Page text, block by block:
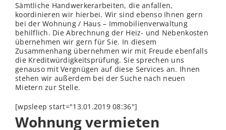
Sämtliche Handwerkerarbeiten, die anfallen,
koordinieren wir hierbei. Wir sind ebenso Ihnen gern
bei der Wohnung / Haus – Immobilienverwaltung
behilflich. Die Abrechnung der Heiz- und Nebenkosten
übernehmen wir gern für Sie. In diesem
Zusammenhang übernehmen wir mit Freude ebenfalls
die Kreditwürdigkeitsprüfung. Sie sprechen uns
genauso mit Vergnügen auf diese Services an. Ihnen
stehen wir außerdem bei der Suche nach neuen
Mietern zur Stelle.
[wpsleep start="13.01.2019 08:36"]
Wohnung vermieten